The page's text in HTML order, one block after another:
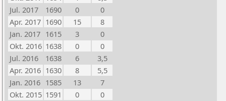
Jul. 2017
1690 0
0
Apr. 2017 1690 15
8
Jan. 2017 1615 3
0
Okt. 2016 1638 0
0
Jul. 2016
1638 6
3,5
Apr. 2016 1630 8
5,5
Jan. 2016 1585 13
7
Okt. 2015 1591 0
0